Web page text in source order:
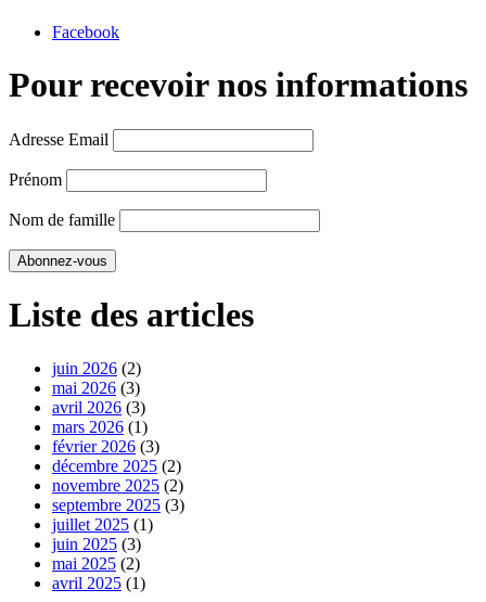
Facebook
Pour recevoir nos informations
Adresse Email
Prénom
Nom de famille
Liste des articles
juin 2026 (2)
mai 2026 (3)
avril 2026 (3)
mars 2026 (1)
février 2026 (3)
décembre 2025 (2)
novembre 2025 (2)
septembre 2025 (3)
juillet 2025 (1)
juin 2025 (3)
mai 2025 (2)
avril 2025 (1)